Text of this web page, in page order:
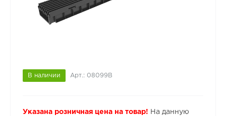
В наличии Арт.: 08099B
Указана розничная цена на товар! На данную